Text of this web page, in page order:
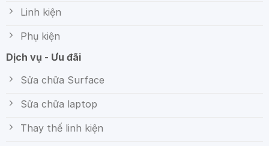
Linh kiện
Phụ kiện
Dịch vụ - Ưu đãi
Sửa chữa Surface
Sữa chữa laptop
Thay thế linh kiện